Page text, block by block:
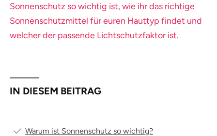
Sonnenschutz so wichtig ist, wie ihr das richtige
Sonnenschutzmittel für euren Hauttyp findet und
welcher der passende Lichtschutzfaktor ist.
IN DIESEM BEITRAG
Warum ist Sonnenschutz so wichtig?